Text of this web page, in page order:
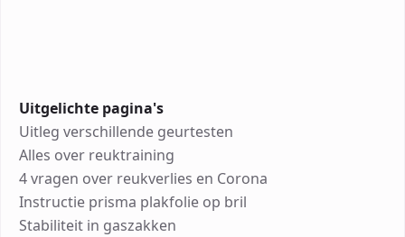
Uitgelichte pagina's
Uitleg verschillende geurtesten
Alles over reuktraining
4 vragen over reukverlies en Corona
Instructie prisma plakfolie op bril
Stabiliteit in gaszakken